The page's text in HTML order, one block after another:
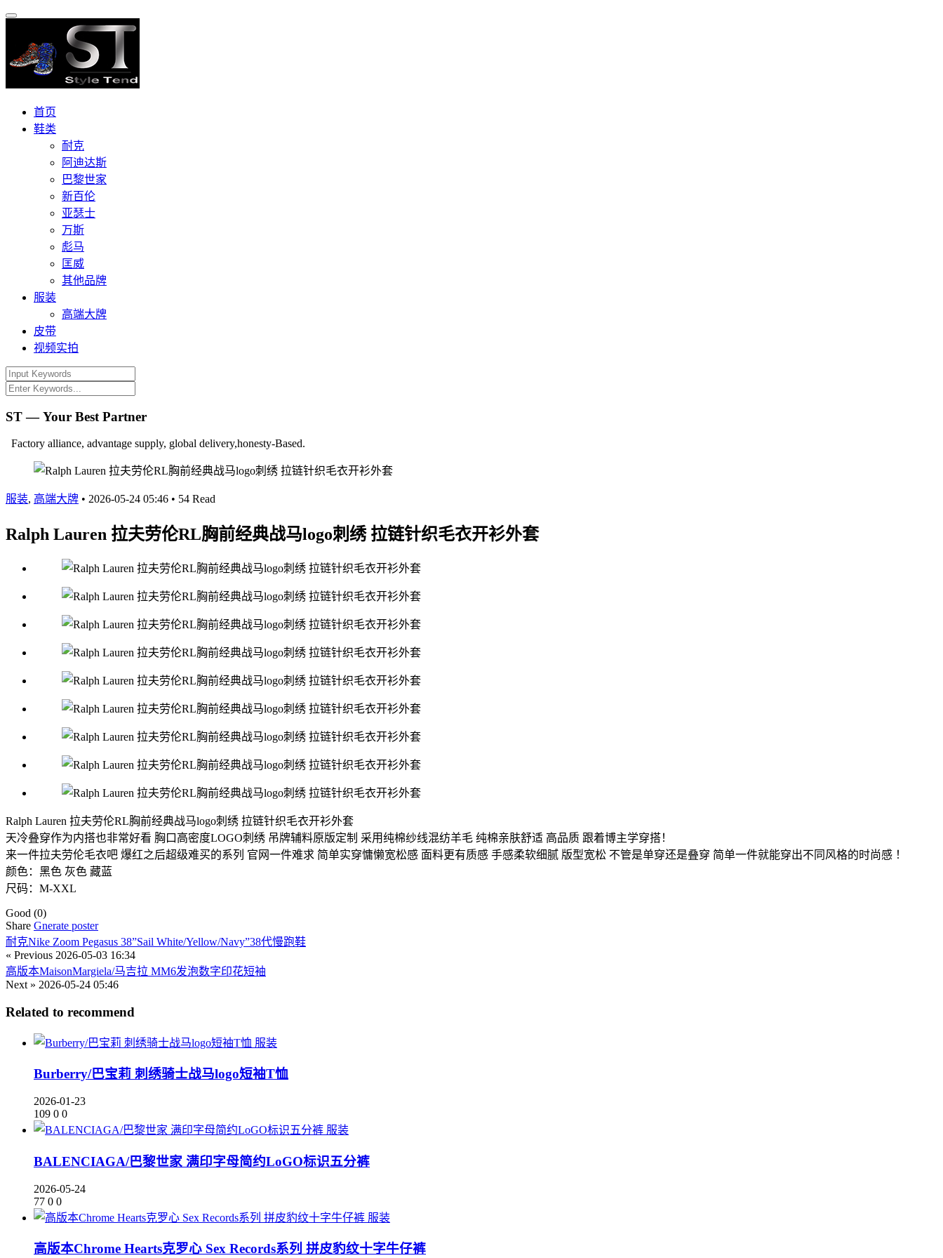
首页
鞋类
耐克
阿迪达斯
巴黎世家
新百伦
亚瑟士
万斯
彪马
匡威
其他品牌
服装
高端大牌
皮带
视频实拍
ST — Your Best Partner
Factory alliance, advantage supply, global delivery,honesty-Based.
服装, 高端大牌 • 2026-05-24 05:46 • 54 Read
Ralph Lauren 拉夫劳伦RL胸前经典战马logo刺绣 拉链针织毛衣开衫外套
Ralph Lauren 拉夫劳伦RL胸前经典战马logo刺绣 拉链针织毛衣开衫外套
天冷叠穿作为内搭也非常好看 胸口高密度LOGO刺绣 吊牌辅料原版定制 采用纯棉纱线混纺羊毛 纯棉亲肤舒适 高品质 跟着博主学穿搭！
来一件拉夫劳伦毛衣吧 爆红之后超级难买的系列 官网一件难求 简单实穿慵懒宽松感 面料更有质感 手感柔软细腻 版型宽松 不管是单穿还是叠穿 简单一件就能穿出不同风格的时尚感 ！
颜色：黑色 灰色 藏蓝
尺码：M-XXL
Good (0)
Share Gnerate poster
耐克Nike Zoom Pegasus 38”Sail White/Yellow/Navy”38代慢跑鞋
« Previous 2026-05-03 16:34
高版本MaisonMargiela/马吉拉 MM6发泡数字印花短袖
Next » 2026-05-24 05:46
Related to recommend
服装
Burberry/巴宝莉 刺绣骑士战马logo短袖T恤
2026-01-23
109 0 0
服装
BALENCIAGA/巴黎世家 满印字母简约LoGO标识五分裤
2026-05-24
77 0 0
服装
高版本Chrome Hearts克罗心 Sex Records系列 拼皮豹纹十字牛仔裤